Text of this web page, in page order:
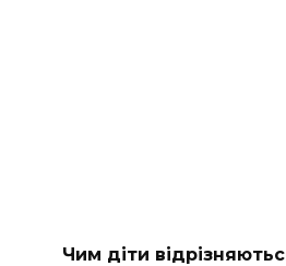
Чим діти